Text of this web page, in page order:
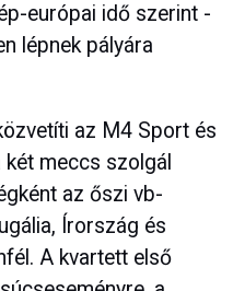
európai idő szerint -
lépnek pályára
az M4 Sport és
meccs szolgál
az őszi vb-
Írország és
A kvartett első